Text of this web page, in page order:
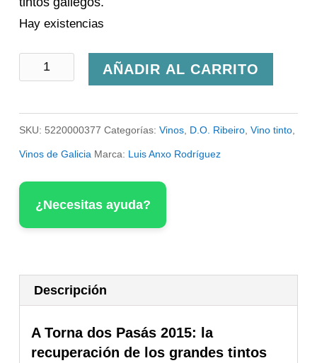
Hay existencias
dos
Pasás
2015
cantidad
AÑADIR AL CARRITO
SKU: 5220000377 Categorías:Vinos D.O. Ribeiro ,Vino tinto
Vinos de Galicia Marca: Luis Anxo Rodríguez
¿Necesitas ayuda?
Descripción
A Torna dos Pasás 2015: la
recuperación de los grandes tintos